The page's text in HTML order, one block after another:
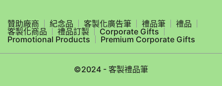
贊助廠商 紀念品 客製化廣告筆 禮品筆
禮品
客製化商品
禮品訂製
Corporate Gifts
Promotional Products
Premium Corporate Gifts
©2024 - 客製禮品筆